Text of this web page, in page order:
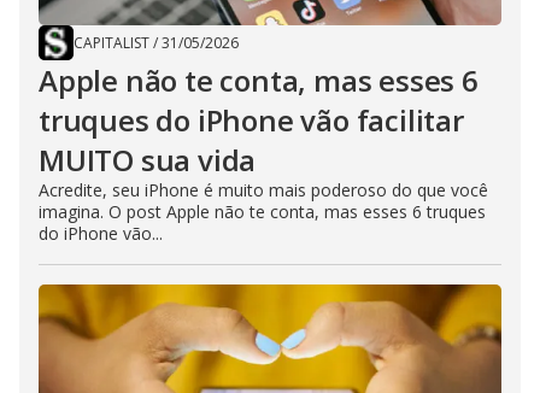
CAPITALIST/31/05/2026
Apple não te conta, mas esses 6
truques do iPhone vão facilitar
MUITO sua vida
Acredite, seu iPhone é muito mais poderoso do que você
imagina. O post Apple não te conta, mas esses 6 truques
do iPhone vão...